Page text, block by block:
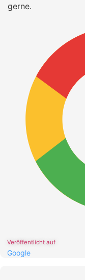
gerne.
Veröffentlicht auf
Google